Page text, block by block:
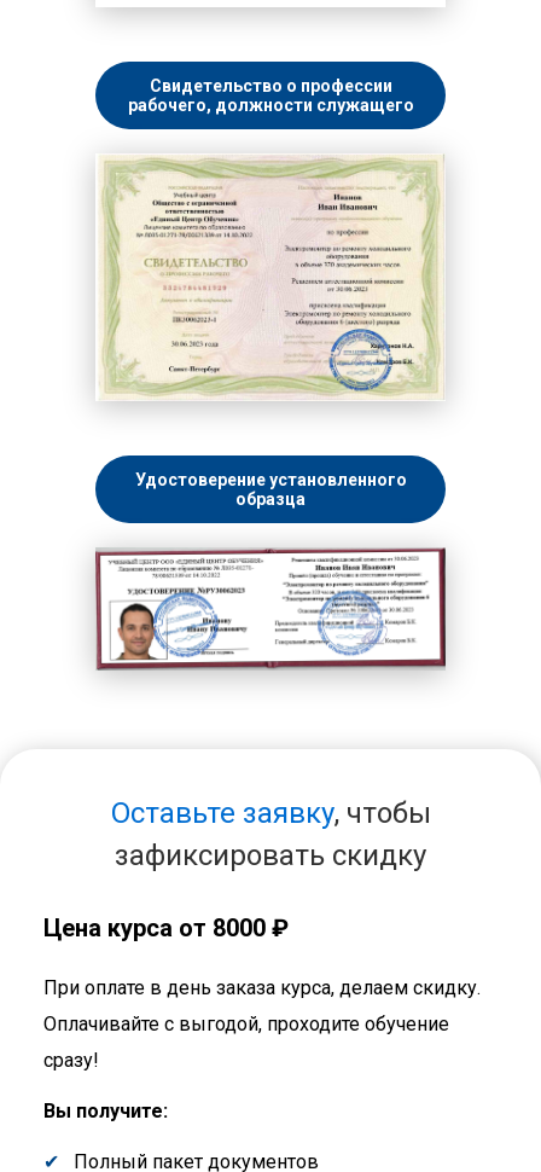
Свидетельство о профессии
рабочего, должности служащего
Удостоверение установленного
образца
Оставьте заявку, чтобы
зафиксировать скидку
Цена курса от 8000 ₽
При оплате в день заказа курса, делаем скидку.
Оплачивайте с выгодой, проходите обучение
сразу!
Вы получите:
Полный пакет документов